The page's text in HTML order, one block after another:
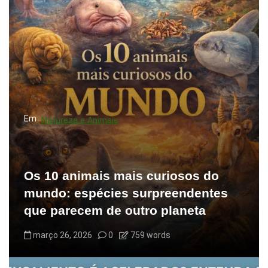
d
e
p
o
s
t
s
Em Natureza e Animais
Os 10 animais mais curiosos do
mundo: espécies surpreendentes
que parecem de outro planeta
março 26, 2026 0 759 words